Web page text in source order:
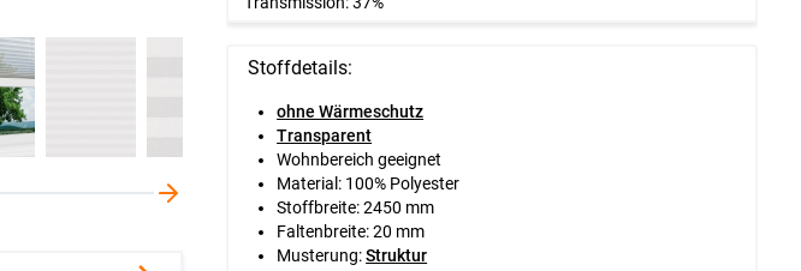
Stoffdetails:
ohne Wärmeschutz
Transparent
Wohnbereich geeignet
Material: 100% Polyester
Stoffbreite: 2450 mm
Faltenbreite: 20 mm
Musterung:Struktur